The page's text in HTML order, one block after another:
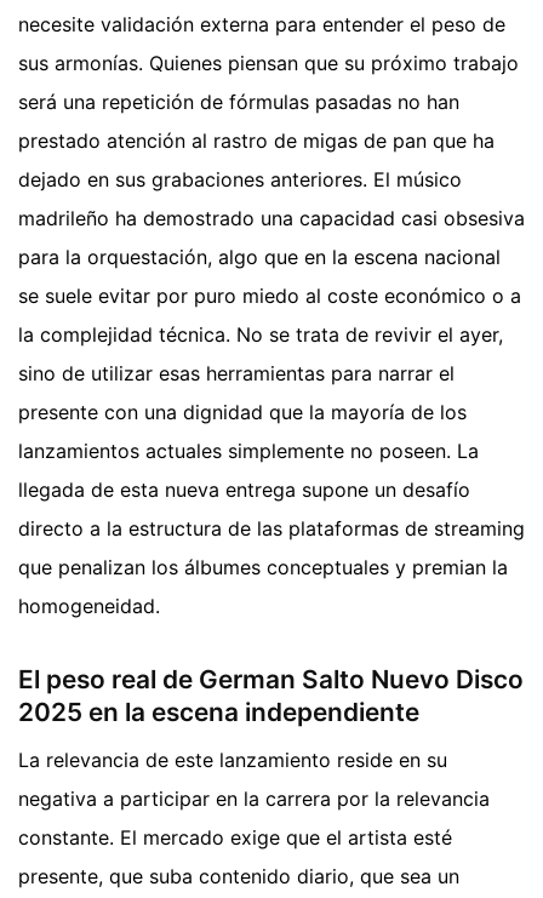
necesite validación externa para entender el peso de
sus armonías. Quienes piensan que su próximo trabajo
será una repetición de fórmulas pasadas no han
prestado atención al rastro de migas de pan que ha
dejado en sus grabaciones anteriores. El músico
madrileño ha demostrado una capacidad casi obsesiva
para la orquestación, algo que en la escena nacional
se suele evitar por puro miedo al coste económico o a
la complejidad técnica. No se trata de revivir el ayer,
sino de utilizar esas herramientas para narrar el
presente con una dignidad que la mayoría de los
lanzamientos actuales simplemente no poseen. La
llegada de esta nueva entrega supone un desafío
directo a la estructura de las plataformas de streaming
que penalizan los álbumes conceptuales y premian la
homogeneidad.
El peso real de German Salto Nuevo Disco
2025 en la escena independiente
La relevancia de este lanzamiento reside en su
negativa a participar en la carrera por la relevancia
constante. El mercado exige que el artista esté
presente, que suba contenido diario, que sea un